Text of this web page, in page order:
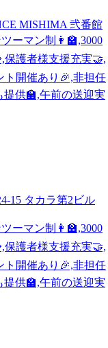
MISHIMA 弐番館
ーマン制👩‍🏫,3000
護者様支援充実🤝,
開催あり🎉,非担任
供🏫,午前の送迎実
15 タカラ第2ビル
ーマン制👩‍🏫,3000
護者様支援充実🤝,
開催あり🎉,非担任
供🏫,午前の送迎実